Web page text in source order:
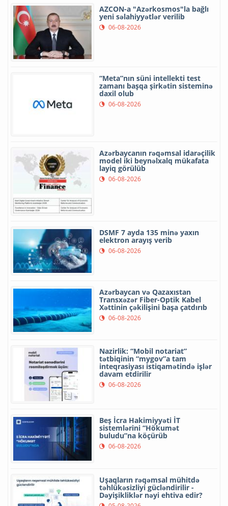
AZCON-a "Azərkosmos"la bağlı
yeni səlahiyyətlər verilib
06-08-2026
“Meta”nın süni intellekti test
zamanı başqa şirkətin sisteminə
daxil olub
06-08-2026
Azərbaycanın rəqəmsal idarəçilik
model iki beynəlxalq mükafata
layiq görülüb
06-08-2026
DSMF 7 ayda 135 minə yaxın
elektron arayış verib
06-08-2026
Azərbaycan və Qazaxıstan
Transxəzər Fiber-Optik Kabel
Xəttinin çəkilişini başa çatdırıb
06-08-2026
Nazirlik: “Mobil notariat”
tətbiqinin “mygov”a tam
inteqrasiyası istiqamətində işlər
davam etdirilir
06-08-2026
Beş İcra Hakimiyyəti İT
sistemlərini “Hökumət
buludu”na köçürüb
06-08-2026
Uşaqların rəqəmsal mühitdə
təhlükəsizliyi gücləndirilir -
Dəyişikliklər nəyi ehtiva edir?